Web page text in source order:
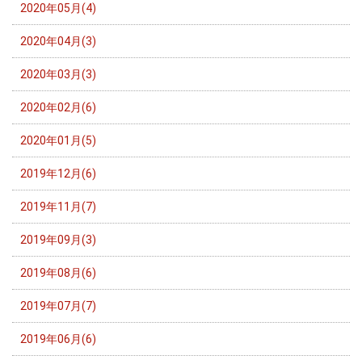
2020年05月(4)
2020年04月(3)
2020年03月(3)
2020年02月(6)
2020年01月(5)
2019年12月(6)
2019年11月(7)
2019年09月(3)
2019年08月(6)
2019年07月(7)
2019年06月(6)